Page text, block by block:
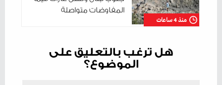
منذ 4 ساعات
المفاوضات متواصلة
هل ترغب بالتعليق على
الموضوع؟